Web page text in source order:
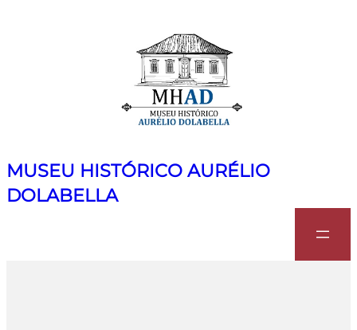
MUSEU HISTÓRICO AURÉLIO
DOLABELLA